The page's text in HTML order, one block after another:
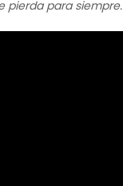
pierda para siempre.